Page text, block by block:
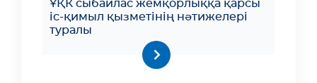
ҰҚК сыбайлас жемқорлыққа қарсы
іс-қимыл қызметінің нәтижелері
туралы